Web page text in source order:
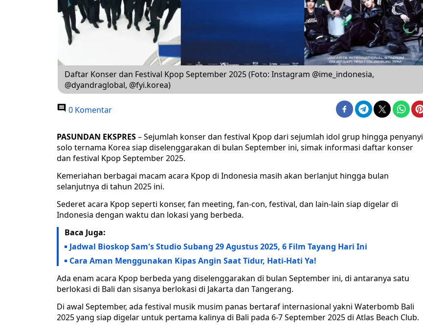
Daftar Konser dan Festival Kpop September 2025 (Foto: Instagram @ime_indonesia,
@dyandraglobal, @fyi.korea)
0 Komentar
PASUNDAN EKSPRES– Sejumlah konser dan festival Kpop dari sejumlah idol grup hingga penyanyi
solo ternama Korea siap diselenggarakan di bulan September ini, simak informasi daftar konser
dan festival Kpop September 2025.
Kemeriahan berbagai macam acara Kpop di Indonesia masih akan berlanjut hingga bulan
selanjutnya di tahun 2025 ini.
Sederet acara Kpop seperti konser, fan meeting, fan-con, festival, dan lain-lain siap digelar di
Indonesia dengan waktu dan lokasi yang berbeda.
Baca Juga:
Jadwal Bioskop Sam's Studio Subang 29 Agustus 2025, 6 Film Tayang Hari Ini
Cara Aman Menggunakan Kipas Angin Saat Tidur, Hati-Hati Ya!
Ada enam acara Kpop berbeda yang diselenggarakan di bulan September ini, di antaranya satu
berlokasi di Bali dan sisanya berlokasi di Jakarta dan Tangerang.
Di awal September, ada festival musik musim panas bertaraf internasional yakni Waterbomb Bali
2025 yang siap digelar untuk pertama kalinya di Bali pada 6-7 September 2025 di Atlas Beach Club.